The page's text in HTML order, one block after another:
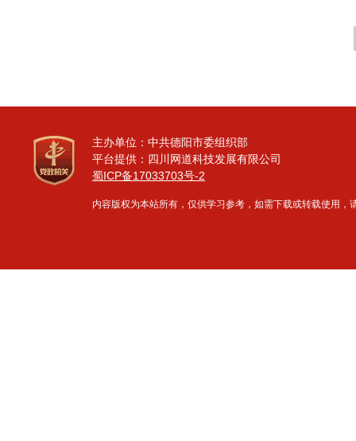
主办单位：中共德阳市委组织部
平台提供：四川网道科技发展有限公司
蜀ICP备17033703号-2
内容版权为本站所有，仅供学习参考，如需下载或转载使用，